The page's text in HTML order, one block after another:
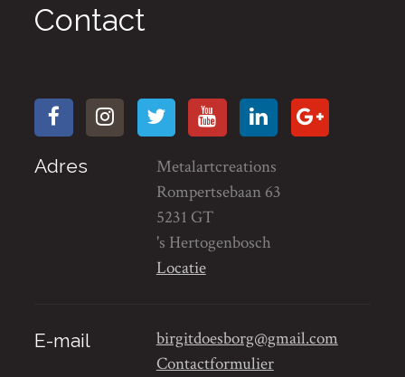
Contact
Adres
Metalartcreations
Rompertsebaan 63
5231 GT
's Hertogenbosch
Locatie
E-mail
birgitdoesborg@gmail.com
Contactformulier